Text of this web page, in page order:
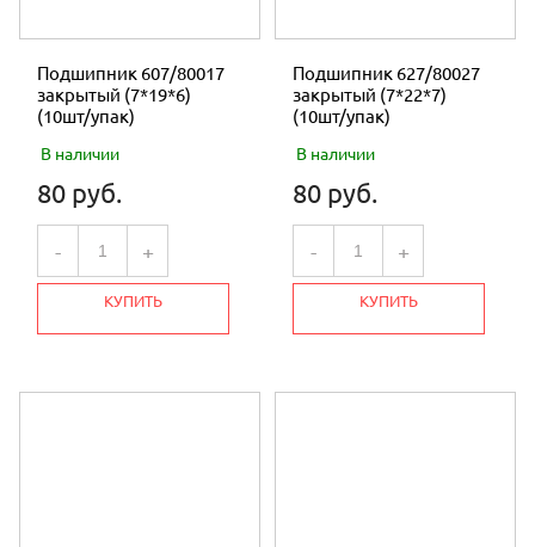
МОТОПОМПЫ
НАВЕСНОЕ И ПРИЦЕПНОЕ ОБОРУДОВАНИЕ
ОПРЫСКИВАТЕЛИ
СВАРОЧНЫЕ АППАРАТЫ
НАСОСЫ
УЦЕНКА
Подшипник 607/80017
закрытый (7*19*6)
(10шт/упак)
В наличии
80 руб.
- +
КУПИТЬ
Подшипник 627/80027
закрытый (7*22*7)
(10шт/упак)
В наличии
80 руб.
- +
КУПИТЬ